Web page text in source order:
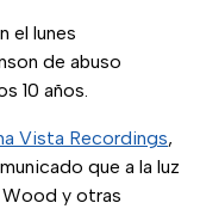
el lunes
de abuso
10 años.
Vista Recordings,
que a la luz
y otras